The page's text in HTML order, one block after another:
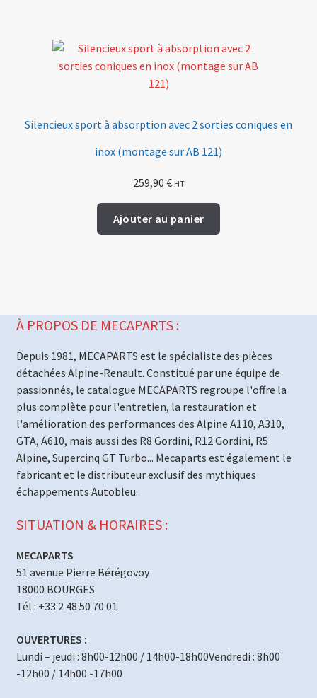
Silencieux sport à absorption avec 2 sorties coniques en
inox (montage sur AB 121)
259,90 € HT
Ajouter au panier
À PROPOS DE MECAPARTS :
Depuis 1981, MECAPARTS est le spécialiste des pièces
détachées Alpine-Renault. Constitué par une équipe de
passionnés, le catalogue MECAPARTS regroupe l'offre la
plus complète pour l'entretien, la restauration et
l'amélioration des performances des Alpine A110, A310,
GTA, A610, mais aussi des R8 Gordini, R12 Gordini, R5
Alpine, Supercinq GT Turbo... Mecaparts est également le
fabricant et le distributeur exclusif des mythiques
échappements Autobleu.
SITUATION & HORAIRES :
MECAPARTS
51 avenue Pierre Bérégovoy
18000 BOURGES
Tél : +33 2 48 50 70 01
OUVERTURES :
Lundi – jeudi : 8h00-12h00 / 14h00-18h00Vendredi : 8h00
-12h00 / 14h00 -17h00